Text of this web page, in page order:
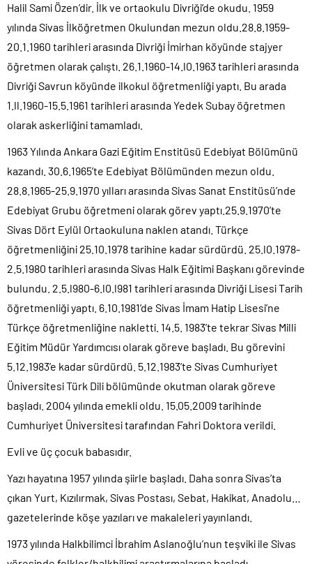
Halil Sami Özen’dir. İlk ve ortaokulu Divriği’de okudu. 1959
yılında Sivas İlköğretmen Okulundan mezun oldu.28.8.1959-
20.1.1960 tarihleri arasında Divriği İmirhan köyünde stajyer
öğretmen olarak çalıştı. 26.1.1960-14.l0.1963 tarihleri arasında
Divriği Savrun köyünde ilkokul öğretmenliği yaptı. Bu arada
1.ll.1960-15.5.1961 tarihleri arasında Yedek Subay öğretmen
olarak askerliğini tamamladı.
1963 Yılında Ankara Gazi Eğitim Enstitüsü Edebiyat Bölümünü
kazandı. 30.6.1965’te Edebiyat Bölümünden mezun oldu.
28.8.1965-25.9.1970 yılları arasında Sivas Sanat Enstitüsü’nde
Edebiyat Grubu öğretmeni olarak görev yaptı.25.9.1970’te
Sivas Dört Eylül Ortaokuluna naklen atandı. Türkçe
öğretmenliğini 25.10.1978 tarihine kadar sürdürdü. 25.l0.1978-
2.5.1980 tarihleri arasında Sivas Halk Eğitimi Başkanı görevinde
bulundu. 2.5.l980-6.l0.l981 tarihleri arasında Divriği Lisesi Tarih
öğretmenliği yaptı. 6.10.1981’de Sivas İmam Hatip Lisesi’ne
Türkçe öğretmenliğine nakletti. 14.5. 1983’te tekrar Sivas Milli
Eğitim Müdür Yardımcısı olarak göreve başladı. Bu görevini
5.12.1983’e kadar sürdürdü. 5.12.1983’te Sivas Cumhuriyet
Üniversitesi Türk Dili bölümünde okutman olarak göreve
başladı. 2004 yılında emekli oldu. 15.05.2009 tarihinde
Cumhuriyet Üniversitesi tarafından Fahri Doktora verildi.
Evli ve üç çocuk babasıdır.
Yazı hayatına 1957 yılında şiirle başladı. Daha sonra Sivas’ta
çıkan Yurt, Kızılırmak, Sivas Postası, Sebat, Hakikat, Anadolu…
gazetelerinde köşe yazıları ve makaleleri yayınlandı.
1973 yılında Halkbilimci İbrahim Aslanoğlu’nun teşviki ile Sivas